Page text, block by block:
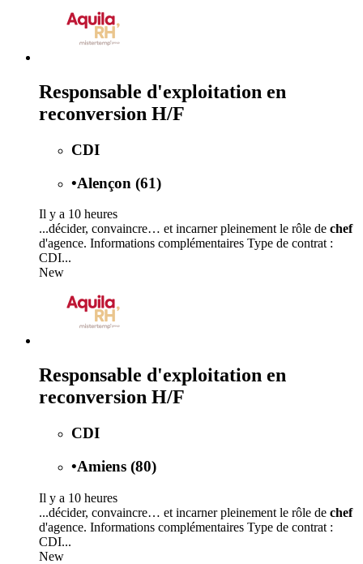
Responsable d'exploitation en
reconversion H/F
CDI
•Alençon (61)
Il y a 10 heures
...décider, convaincre… et incarner pleinement le rôle de chef
d'agence. Informations complémentaires Type de contrat :
CDI...
New
Responsable d'exploitation en
reconversion H/F
CDI
•Amiens (80)
Il y a 10 heures
...décider, convaincre… et incarner pleinement le rôle de chef
d'agence. Informations complémentaires Type de contrat :
CDI...
New